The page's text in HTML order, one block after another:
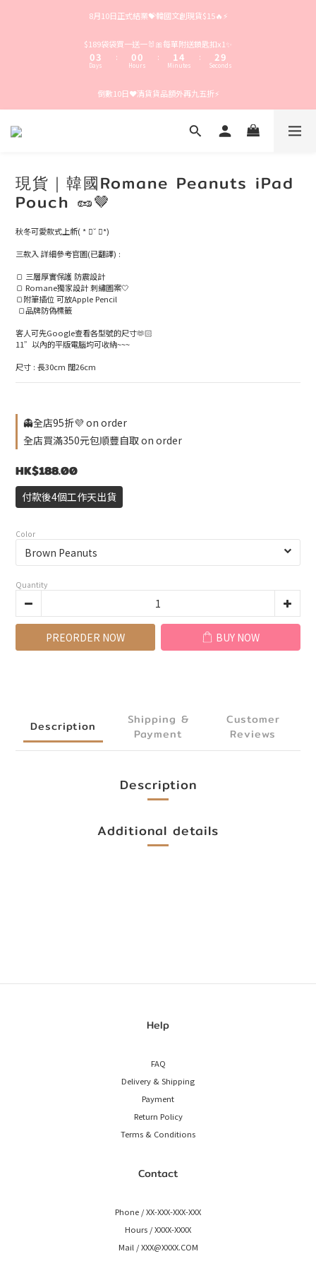
8月10日正式結業💝韓國文創現貨$15🔥⚡️
$189袋袋買一送一🐰🎀每單附送鎖匙扣x1✨
3
1
0
6
4
3
2
0
Days
:
3
1
0
3
1
0
Hours
:
4
2
1
0
7
5
4
3
1
0
Minutes
:
5
3
2
1
9
8
5
3
Seconds
倒數10日❤️清貨貨品額外再九五折⚡️
現貨｜韓國Romane Peanuts iPad
Pouch 🥜🤎
秋冬可愛款式上新( * ॑˘ ॑*)
三款入 詳細參考官圖(已翻譯) :
🍞 三層厚實保護 防震設計
🍞 Romane獨家設計 刺繡圖案🤍
🍞附筆插位 可放Apple Pencil
🍞品牌防偽標籤
客人可先Google查看各型號的尺寸🫶🏻
11”以內的平版電腦均可收納~~~
尺寸 : 長30cm 闊26cm
👻全店95折💜 on order
全店買滿350元包順豐自取 on order
HK$188.00
付款後4個工作天出貨
Color
Quantity
PREORDER NOW BUY NOW
Description
Shipping &
Payment
Customer
Reviews
Description
Additional details
Help
FAQ
Delivery & Shipping
Payment
Return Policy
Terms & Conditions
Contact
Phone / XX-XXX-XXX-XXX
Hours / XXXX-XXXX
Mail / XXX@XXXX.COM